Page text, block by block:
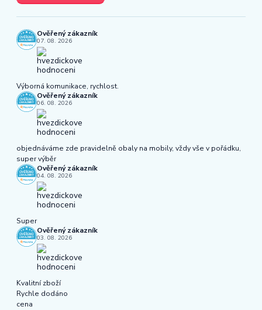
Ověřený zákazník
07. 08. 2026
Výborná komunikace, rychlost.
Ověřený zákazník
06. 08. 2026
objednáváme zde pravidelně obaly na mobily, vždy vše v pořádku,
super výběr
Ověřený zákazník
04. 08. 2026
Super
Ověřený zákazník
03. 08. 2026
Kvalitní zboží
Rychle dodáno
cena